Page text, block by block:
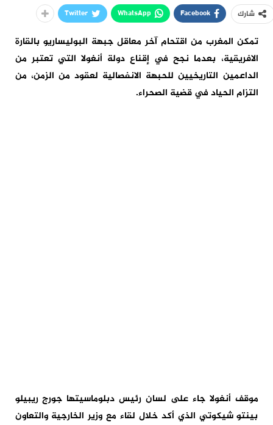
شارك Facebook
WhatsApp
Twitter
تمكن المغرب من اقتحام آخر معاقل جبهة البوليساريو بالقارة
الافريقية، بعدما نجح في إقناع دولة أنغولا التي تعتبر من
الداعمين التاريخيين للحبهة الانفصالية لعقود من الزمن، من
التزام الحياد في قضية الصحراء.
موقف أنغولا جاء على لسان رئيس دبلوماسيتها جورج ريبيلو
بينتو شيكوتي الذي أكد خلال لقاء مع وزير الخارجية والتعاون